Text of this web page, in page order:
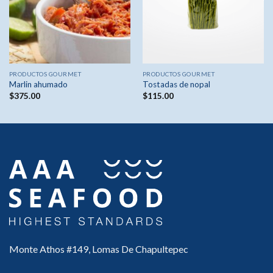
PRODUCTOS GOURMET
Marlin ahumado
$375.00
PRODUCTOS GOURMET
Tostadas de nopal
$115.00
Monte Athos #149, Lomas De Chapultepec